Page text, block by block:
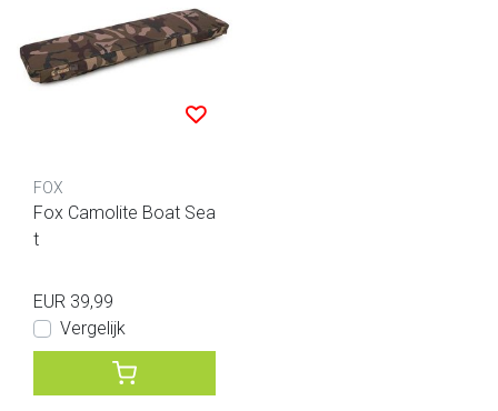
FOX
Fox Camolite Boat Sea
t
EUR 39,99
Vergelijk